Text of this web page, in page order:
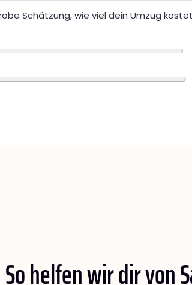
Schätzung, wie viel dein Umzug
So helfen wir dir von